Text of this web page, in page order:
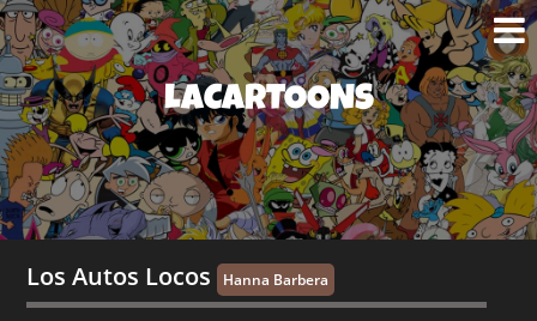
LACARTOONS
Los Autos Locos Hanna Barbera